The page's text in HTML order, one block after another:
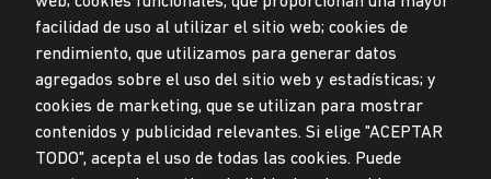
© Universidad de Lima, 2024
Todos los derechos reservados
Diseñado porPartners
facilidad de uso al utilizar el sitio web; cookies de
rendimiento, que utilizamos para generar datos
agregados sobre el uso del sitio web y estadísticas; y
cookies de marketing, que se utilizan para mostrar
contenidos y publicidad relevantes. Si elige "ACEPTAR
TODO", acepta el uso de todas las cookies. Puede